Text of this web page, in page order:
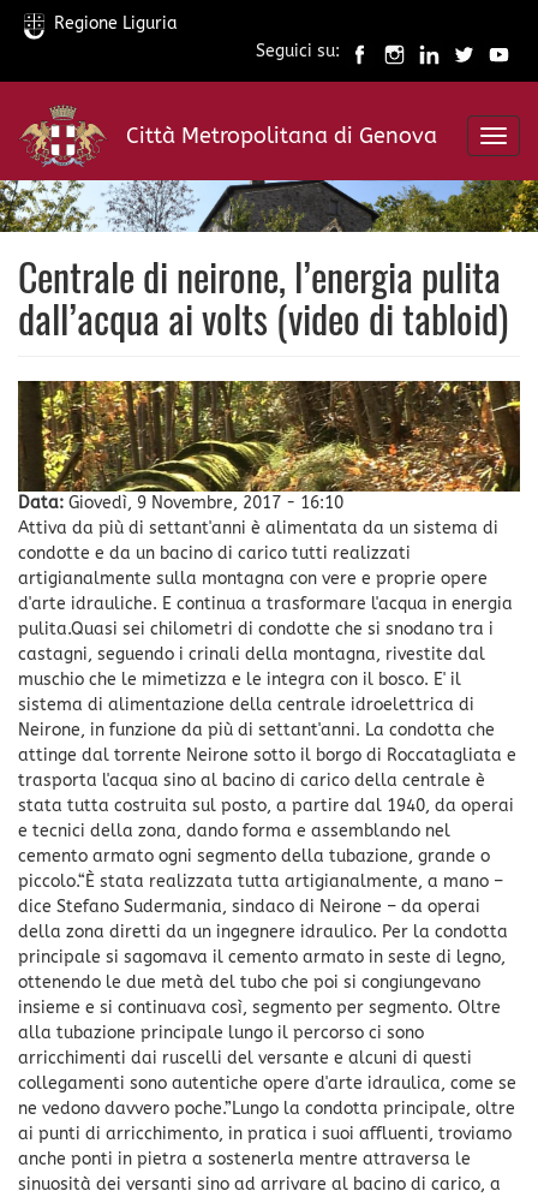
Salta
contenuto
principale
Regione Liguria
Seguici su:
Città Metropolitana di Genova
Centrale di neirone, l’energia pulita
dall’acqua ai volts (video di tabloid)
Data: Giovedì, 9 Novembre, 2017 - 16:10
Attiva da più di settant'anni è alimentata da un sistema di
condotte e da un bacino di carico tutti realizzati
artigianalmente sulla montagna con vere e proprie opere
d'arte idrauliche. E continua a trasformare l'acqua in energia
pulita.Quasi sei chilometri di condotte che si snodano tra i
castagni, seguendo i crinali della montagna, rivestite dal
muschio che le mimetizza e le integra con il bosco. E' il
sistema di alimentazione della centrale idroelettrica di
Neirone, in funzione da più di settant'anni. La condotta che
attinge dal torrente Neirone sotto il borgo di Roccatagliata e
trasporta l'acqua sino al bacino di carico della centrale è
stata tutta costruita sul posto, a partire dal 1940, da operai
e tecnici della zona, dando forma e assemblando nel
cemento armato ogni segmento della tubazione, grande o
piccolo.“È stata realizzata tutta artigianalmente, a mano –
dice Stefano Sudermania, sindaco di Neirone – da operai
della zona diretti da un ingegnere idraulico. Per la condotta
principale si sagomava il cemento armato in seste di legno,
ottenendo le due metà del tubo che poi si congiungevano
insieme e si continuava così, segmento per segmento. Oltre
alla tubazione principale lungo il percorso ci sono
arricchimenti dai ruscelli del versante e alcuni di questi
collegamenti sono autentiche opere d'arte idraulica, come se
ne vedono davvero poche.”Lungo la condotta principale, oltre
ai punti di arricchimento, in pratica i suoi affluenti, troviamo
anche ponti in pietra a sostenerla mentre attraversa le
sinuosità dei versanti sino ad arrivare al bacino di carico, a